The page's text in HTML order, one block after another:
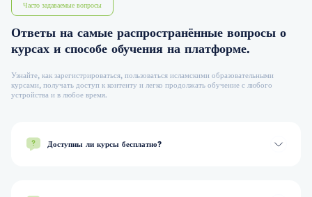
Часто задаваемые вопросы
Ответы на самые распространённые вопросы о
курсах и способе обучения на платформе.
Узнайте, как зарегистрироваться, пользоваться исламскими образовательными
курсами, получать доступ к контенту и легко продолжать обучение с любого
устройства и в любое время.
Доступны ли курсы бесплатно?